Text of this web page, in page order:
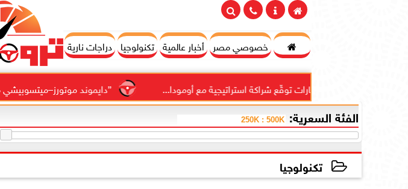
 خصوصي مصر أخبار عالمية تكنولوجيا دراجات نارية
”دايموند موتورز–ميتسوبيشي موتورز للاستثمارات توقّع شراكة استراتيجية مع أومودا...
الفئة السعرية:
تكنولوجيا